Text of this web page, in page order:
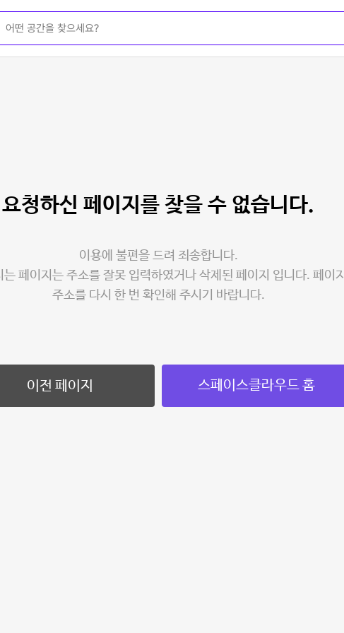
요청하신 페이지를 찾을 수 없습니다.
이용에 불편을 드려 죄송합니다.
는 페이지는 주소를 잘못 입력하였거나 삭제된 페이지 입니다. 페이지
주소를 다시 한 번 확인해 주시기 바랍니다.
이전 페이지 스페이스클라우드 홈